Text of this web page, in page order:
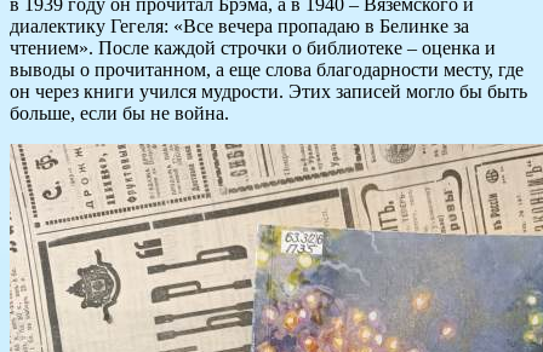
диалектику Гегеля: «Все вечера пропадаю в Белинке за
чтением». После каждой строчки о библиотеке – оценка и
выводы о прочитанном, а еще слова благодарности месту, где
он через книги учился мудрости. Этих записей могло бы быть
больше, если бы не война.